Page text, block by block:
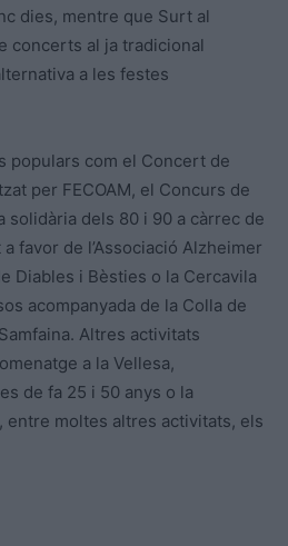
dies, mentre que Surt al
concerts al ja tradicional
a les festes
populars com el Concert de
per FECOAM, el Concurs de
solidària dels 80 i 90 a càrrec de
a favor de l’Associació Alzheimer
Diables i Bèsties o la Cercavila
acompanyada de la Colla de
Altres activitats
a la Vellesa,
de fa 25 i 50 anys o la
entre moltes altres activitats, els